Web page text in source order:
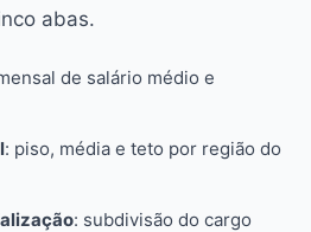
abas.
de salário médio e
: piso, média e teto por região do
: subdivisão do cargo